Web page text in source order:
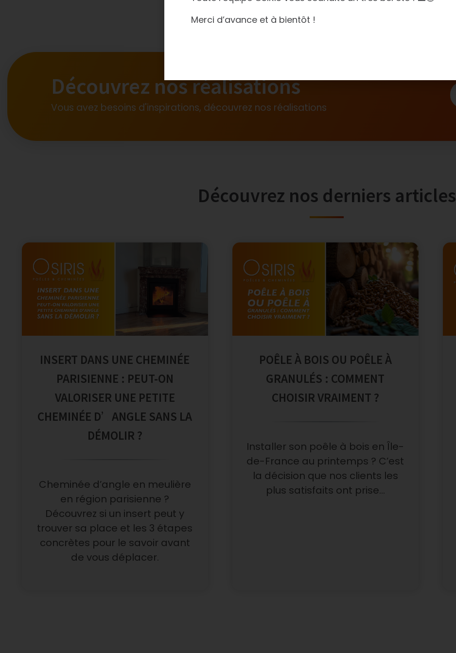
Découvrez nos réalisations
Vous avez besoins d'inspirations, découvrez nos réalisations
Découvrez nos derniers articles
INSERT DANS UNE CHEMINÉE
PARISIENNE : PEUT-ON
VALORISER UNE PETITE
CHEMINÉE D’ANGLE SANS LA
DÉMOLIR ?
Cheminée d’angle en meulière
en région parisienne ?
Découvrez si un insert peut y
trouver sa place et les 3 étapes
concrètes pour le savoir avant
de vous déplacer.
POÊLE À BOIS OU POÊLE À
GRANULÉS : COMMENT
CHOISIR VRAIMENT ?
Installer son poêle à bois en Île-
de-France au printemps ? C’est
la décision que nos clients les
plus satisfaits ont prise…
Merci d’avance et à bientôt !